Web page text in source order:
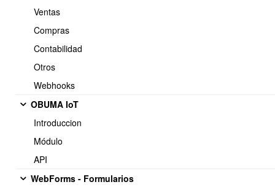
Ventas
Compras
Contabilidad
Otros
Webhooks
OBUMA IoT
Introduccion
Módulo
API
WebForms - Formularios
Atentamente,
{$EmpresaNombre}
Teléfono: {$EmpresaTelefono}
E-mail: {$EmpresaEmail}